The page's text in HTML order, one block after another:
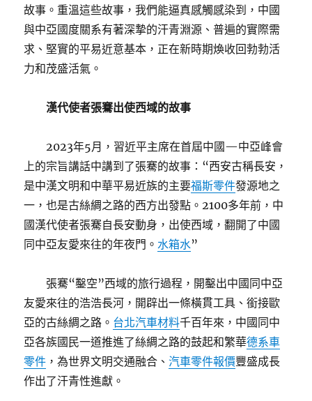
故事。重溫這些故事，我們能逼真感觸感染到，中國
與中亞國度關系有著深摯的汗青淵源、普遍的實際需
求、堅實的平易近意基本，正在新時期煥收回勃勃活
力和茂盛活氣。
漢代使者張騫出使西域的故事
2023年5月，習近平主席在首屆中國—中亞峰會
上的宗旨講話中講到了張騫的故事：“西安古稱長安，
是中漢文明和中華平易近族的主要福斯零件發源地之
一，也是古絲綢之路的西方出發點。2100多年前，中
國漢代使者張騫自長安動身，出使西域，翻開了中國
同中亞友愛來往的年夜門。水箱水”
張騫“鑿空”西域的旅行過程，開鑿出中國同中亞
友愛來往的浩浩長河，開辟出一條橫貫工具、銜接歐
亞的古絲綢之路。 台北汽車材料千百年來，中國同中
亞各族國民一道推進了絲綢之路的鼓起和繁華德系車
零件 ，為世界文明交通融合、汽車零件報價豐盛成長
作出了汗青性進獻。